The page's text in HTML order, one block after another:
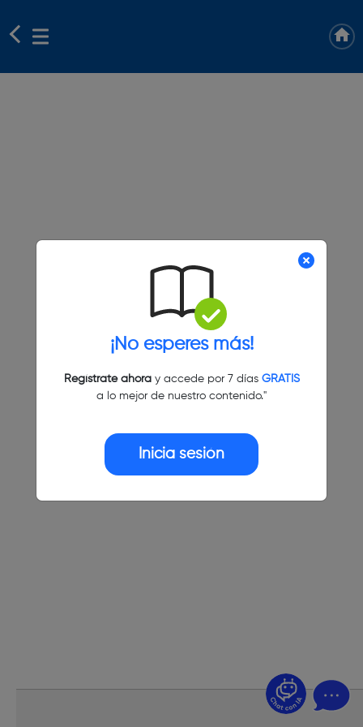
¡No esperes más!
Regístrate ahoray accede por 7 días GRATIS
a lo mejor de nuestro contenido."
Inicia sesión